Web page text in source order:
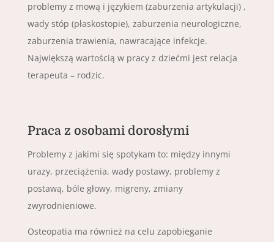
problemy z mową i językiem (zaburzenia artykulacji) ,
wady stóp (płaskostopie), zaburzenia neurologiczne,
zaburzenia trawienia, nawracające infekcje.
Największą wartością w pracy z dziećmi jest relacja
terapeuta – rodzic.
Praca z osobami dorosłymi
Problemy z jakimi się spotykam to: między innymi
urazy, przeciążenia, wady postawy, problemy z
postawą, bóle głowy, migreny, zmiany
zwyrodnieniowe.
Osteopatia ma również na celu zapobieganie